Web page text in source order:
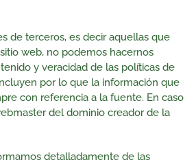
de terceros, es decir aquellas que
web, no podemos hacernos
y veracidad de las políticas de
por lo que la información que
con referencia a la fuente. En caso
del dominio creador de la
detalladamente de las